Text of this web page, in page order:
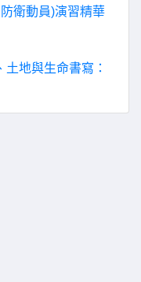
衛動員)演習精華
土地與生命書寫：